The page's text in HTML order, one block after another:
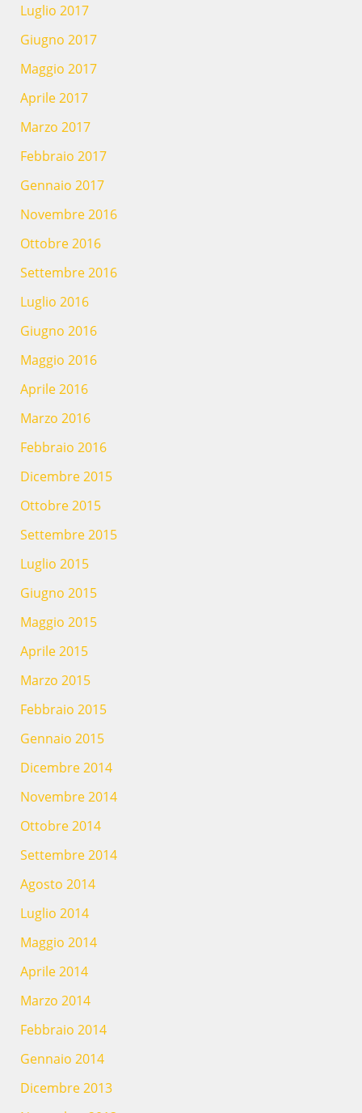
Luglio 2017
Giugno 2017
Maggio 2017
Aprile 2017
Marzo 2017
Febbraio 2017
Gennaio 2017
Novembre 2016
Ottobre 2016
Settembre 2016
Luglio 2016
Giugno 2016
Maggio 2016
Aprile 2016
Marzo 2016
Febbraio 2016
Dicembre 2015
Ottobre 2015
Settembre 2015
Luglio 2015
Giugno 2015
Maggio 2015
Aprile 2015
Marzo 2015
Febbraio 2015
Gennaio 2015
Dicembre 2014
Novembre 2014
Ottobre 2014
Settembre 2014
Agosto 2014
Luglio 2014
Maggio 2014
Aprile 2014
Marzo 2014
Febbraio 2014
Gennaio 2014
Dicembre 2013